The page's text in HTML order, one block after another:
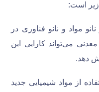
زیر است:
مواد و نانو فناوری در
می‌تواند کارایی این
دهد.
از مواد شیمیایی جدید